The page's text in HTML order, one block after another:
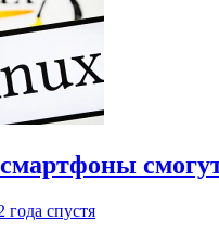
года спустя